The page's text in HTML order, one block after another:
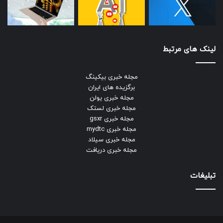
لینک های مرتبط
مجله خبری بیکینگ
برگزیده های ایران
مجله خبری یولن
مجله خبری لستک
مجله خبری gsxr
مجله خبری mydtc
مجله خبری سیلاد
مجله خبری دریافت
تبلیغات